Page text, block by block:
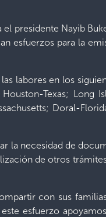
presidente Nayib
esfuerzos para la
labores en los
Texas; Long
Doral-
la necesidad de
de otros
con sus
esfuerzo